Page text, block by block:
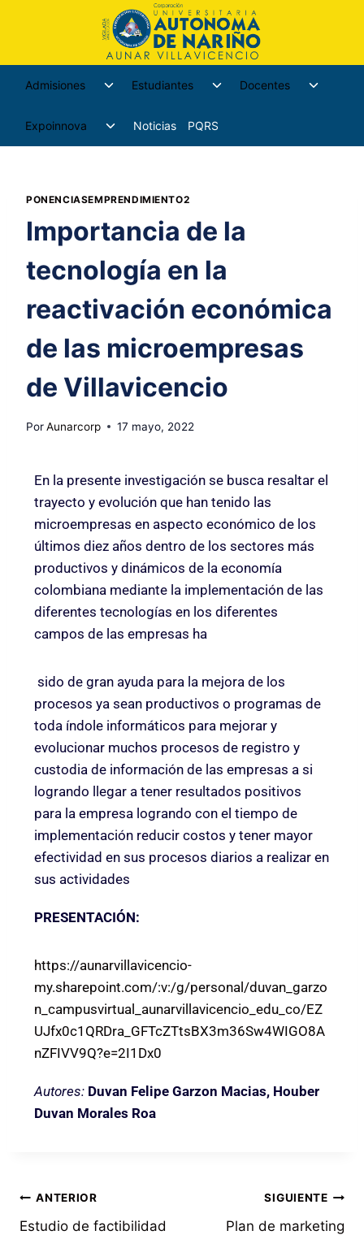
Admisiones Estudiantes Docentes
Expoinnova Noticias PQRS
PONENCIASEMPRENDIMIENTO2
Importancia de la
tecnología en la
reactivación económica
de las microempresas
de Villavicencio
PorAunarcorp 17 mayo, 2022
En la presente investigación se busca resaltar el
trayecto y evolución que han tenido las
microempresas en aspecto económico de los
últimos diez años dentro de los sectores más
productivos y dinámicos de la economía
colombiana mediante la implementación de las
diferentes tecnologías en los diferentes
campos de las empresas ha
sido de gran ayuda para la mejora de los
procesos ya sean productivos o programas de
toda índole informáticos para mejorar y
evolucionar muchos procesos de registro y
custodia de información de las empresas a si
logrando llegar a tener resultados positivos
para la empresa logrando con el tiempo de
implementación reducir costos y tener mayor
efectividad en sus procesos diarios a realizar en
sus actividades
PRESENTACIÓN:
https://aunarvillavicencio-
my.sharepoint.com/:v:/g/personal/duvan_garzo
n_campusvirtual_aunarvillavicencio_edu_co/EZ
UJfx0c1QRDra_GFTcZTtsBX3m36Sw4WIGO8A
nZFIVV9Q?e=2I1Dx0
Autores: Duvan Felipe Garzon Macias, Houber
Duvan Morales Roa
ANTERIOR
Estudio de factibilidad
SIGUIENTE
Plan de marketing